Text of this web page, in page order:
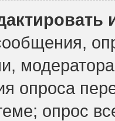
опроса
опрос